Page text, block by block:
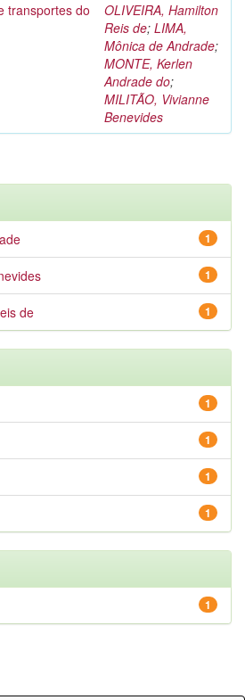
transportes do
OLIVEIRA, Hamilton
Reis de; LIMA,
Mônica de Andrade;
MONTE, Kerlen
Andrade do;
MILITÃO, Vivianne
Benevides
1
1
1
de
1
1
1
1
1